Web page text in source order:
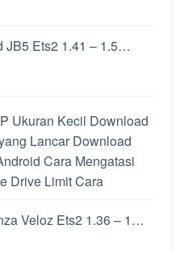
JB5 Ets2 1.41 – 1.5…
Ukuran Kecil Download
Lancar Download
Cara Mengatasi
Drive LimitCara
PPSSPP dan
Veloz Ets2 1.36 – 1…